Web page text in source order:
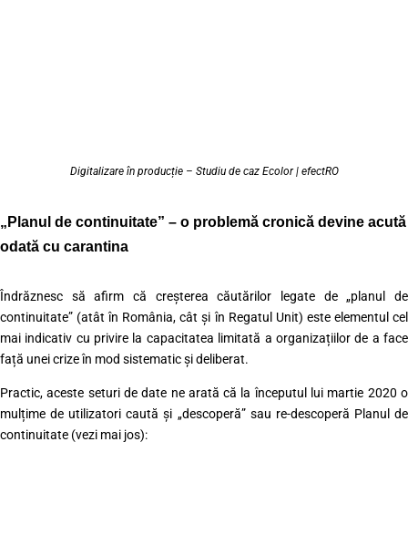
Digitalizare în producție – Studiu de caz Ecolor | efectRO
„Planul de continuitate” – o problemă cronică devine acută
odată cu carantina
Îndrăznesc să afirm că creșterea căutărilor legate de „planul de
continuitate” (atât în România, cât și în Regatul Unit) este elementul cel
mai indicativ cu privire la capacitatea limitată a organizațiilor de a face
față unei crize în mod sistematic și deliberat.
Practic, aceste seturi de date ne arată că la începutul lui martie 2020 o
mulțime de utilizatori caută și „descoperă” sau re-descoperă Planul de
continuitate (vezi mai jos):